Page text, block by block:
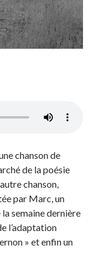
chanson de
de la poésie
chanson,
par Marc, un
semaine dernière
l’adaptation
» et enfin un